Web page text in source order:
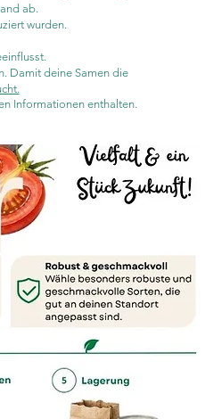
ab.
wurden.
Damit deine Samen die
Informationen enthalten.